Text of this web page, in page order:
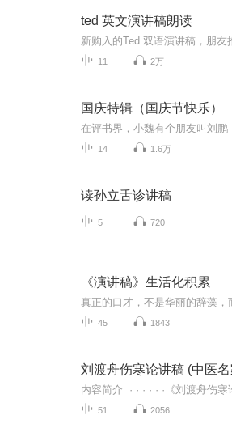
ted 英文演讲稿朗读
11 2万
国庆特辑（国庆节快乐）
14 1.6万
读孙立舌诊讲稿
5 720
《演讲稿》生活化积累
45 1843
刘渡舟伤寒论讲稿 (中医
51 2056